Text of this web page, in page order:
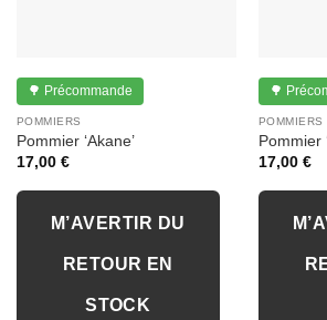
🌳 Précommande
POMMIERS
Pommier ‘Akane’
17,00 €
M’AVERTIR DU
RETOUR EN
STOCK
🌳
POMMIERS
Pommier
17,00 €